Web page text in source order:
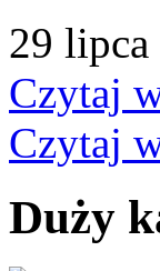
29
Czytaj
Czytaj
Duży